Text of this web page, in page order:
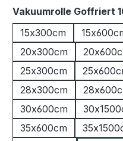
Vakuumrolle Goffriert
15x300cm
20x300cm
25x300cm
28x300cm
30x600cm
35x600cm